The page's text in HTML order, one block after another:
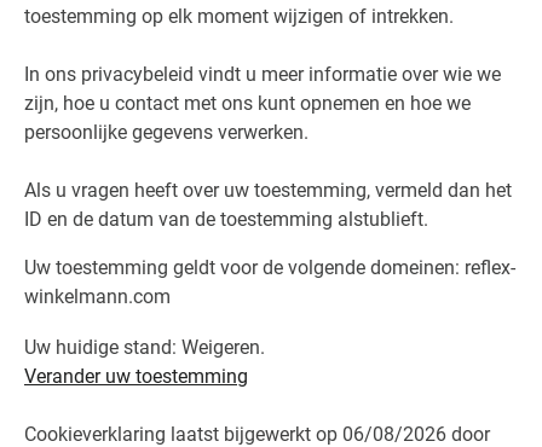
toestemming op elk moment wijzigen of intrekken.
In ons privacybeleid vindt u meer informatie over wie we
zijn, hoe u contact met ons kunt opnemen en hoe we
persoonlijke gegevens verwerken.
Als u vragen heeft over uw toestemming, vermeld dan het
ID en de datum van de toestemming alstublieft.
Uw toestemming geldt voor de volgende domeinen: reflex-
winkelmann.com
Uw huidige stand: Weigeren.
Verander uw toestemming
Cookieverklaring laatst bijgewerkt op 06/08/2026 door